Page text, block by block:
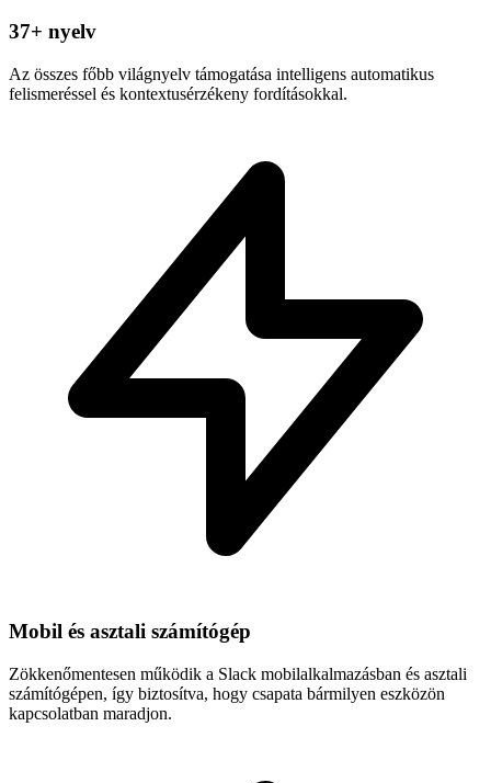
37+ nyelv
Az összes főbb világnyelv támogatása intelligens automatikus
felismeréssel és kontextusérzékeny fordításokkal.
Mobil és asztali számítógép
Zökkenőmentesen működik a Slack mobilalkalmazásban és asztali
számítógépen, így biztosítva, hogy csapata bármilyen eszközön
kapcsolatban maradjon.